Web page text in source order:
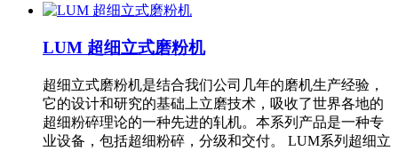
LUM 超细立式磨粉机
超细立式磨粉机是结合我们公司几年的磨机生产经验，
它的设计和研究的基础上立磨技术，吸收了世界各地的
超细粉碎理论的一种先进的轧机。本系列产品是一种专
业设备，包括超细粉碎，分级和交付。 LUM系列超细立